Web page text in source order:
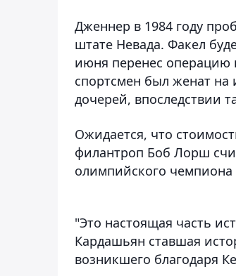
Дженнер в 1984 году
штате Невада. Факел
июня перенес операцию
спортсмен был женат на
дочерей, впоследствии
Ожидается, что
филантроп Боб Лорш
олимпийского чемпиона
"Это настоящая часть
Кардашьян ставшая
возникшего благодаря